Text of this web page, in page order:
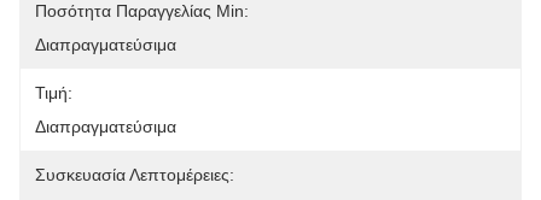
Ποσότητα Παραγγελίας Min:
Διαπραγματεύσιμα
Τιμή:
Διαπραγματεύσιμα
Συσκευασία Λεπτομέρειες: